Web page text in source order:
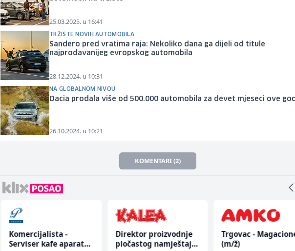
25.03.2025. u 16:41
TRŽIŠTE NOVIH AUTOMOBILA
Sandero pred vratima raja: Nekoliko dana ga dijeli od titule
najprodavanijeg evropskog automobila
28.12.2024. u 10:31
NA GLOBALNOM NIVOU
Dacia prodala više od 500.000 automobila za devet mjeseci ove
26.10.2024. u 10:21
KOMENTARI (2)
Komercijalista -
Serviser kafe aparata
Direktor proizvodnje
pločastog namještaja
Trgovac -
(m/ž)